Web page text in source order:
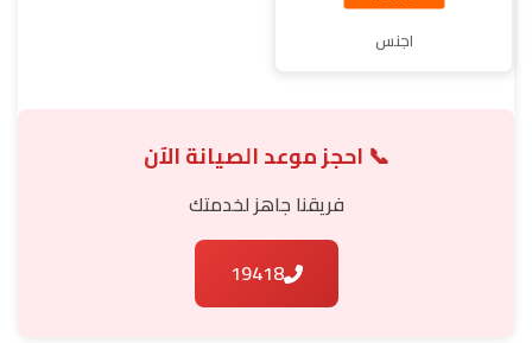
اجنس
📞 احجز موعد الصيانة الآن
فريقنا جاهز لخدمتك
19418